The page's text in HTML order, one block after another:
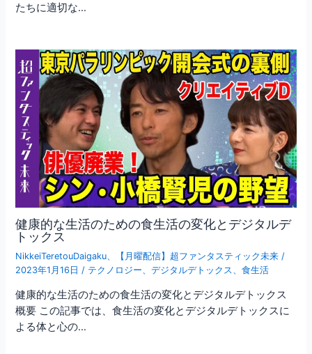
たちに適切な…
健康的な生活のための食生活の変化とデジタルデ
トックス
NikkeiTeretouDaigaku 【月曜配信】超ファンタスティック未来 /
2023年1月16日 / テクノロジー 、デジタルデトックス 、食生活
健康的な生活のための食生活の変化とデジタルデトックス
概要 この記事では、食生活の変化とデジタルデトックスに
よる体と心の…